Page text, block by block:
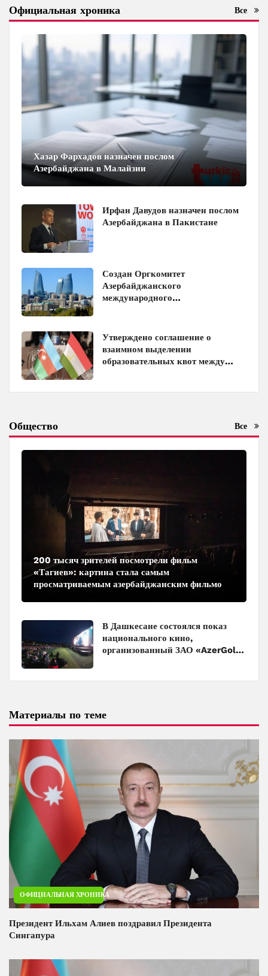
Официальная хроника Все
Хазар Фархадов назначен послом
Азербайджана в Малайзии
Ирфан Давудов назначен послом
Азербайджана в Пакистане
Создан Оргкомитет
Азербайджанского
международного
Утверждено соглашение о
взаимном выделении
образовательных квот между
Общество Все
200 тысяч зрителей посмотрели фильм
«Тагиев»: картина стала самым
просматриваемым азербайджанским фильмом
В Дашкесане состоялся показ
национального кино,
организованный ЗАО «AzerGold»
Материалы по теме
ОФИЦИАЛЬНАЯ ХРОНИКА
Президент Ильхам Алиев поздравил Президента
Сингапура